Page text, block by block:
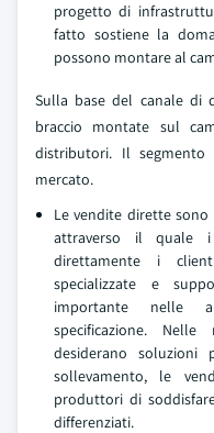
progetto di
fatto sostiene la
possono montare al
Sulla base del canale di
braccio montate sul
distributori. Il
mercato.
Le vendite dirette
attraverso il quale i
direttamente i
specializzate e
importante nelle
specificazione.
desiderano soluzioni
sollevamento, le
produttori di
differenziati.